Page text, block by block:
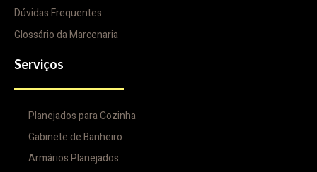
Dúvidas Frequentes
Glossário da Marcenaria
Serviços
Planejados para Cozinha
Gabinete de Banheiro
Armários Planejados